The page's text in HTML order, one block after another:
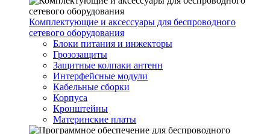
Комплектующие и аксессуары для беспроводного
сетевого оборудования
Блоки питания и инжекторы
Грозозащиты
Защитные колпаки антенн
Интерфейсные модули
Кабельные сборки
Корпуса
Кронштейны
Материнские платы